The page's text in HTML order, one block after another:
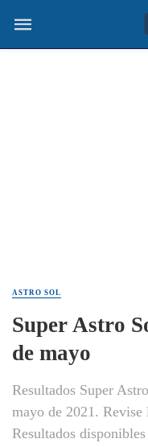
ASTRO SOL
Super Astro
de mayo
Resultados Super
mayo de 2021.
Resultados